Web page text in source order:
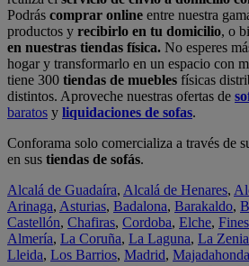
Podrás comprar online entre nuestra
productos y recibirlo en tu domicilio, o
en nuestras tiendas física. No esperes
hogar y transformarlo en un espacio con
tiene 300 tiendas de muebles físicas
distintos. Aproveche nuestras ofertas de
baratos y liquidaciones de sofas.
Conforama solo comercializa a través de
en sus tiendas de sofás.
Alcalá de Guadaíra, Alcalá de Henares,
Arinaga, Asturias, Badalona, Barakaldo,
Castellón, Chafiras, Cordoba, Elche,
Almería, La Coruña, La Laguna, La Zenia
Lleida, Los Barrios, Madrid, Majadahonda